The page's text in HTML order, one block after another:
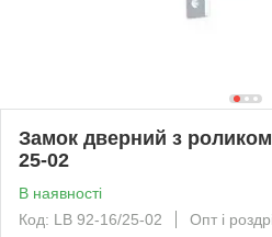
Замок дверний з
25-02
В наявності
Код: LB 92-16/25-02
Опт і